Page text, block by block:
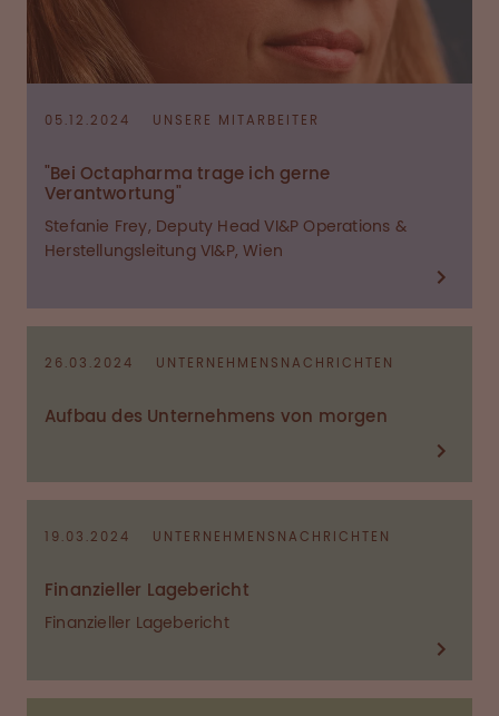
05.12.2024 UNSERE MITARBEITER
"Bei Octapharma trage ich gerne
Verantwortung"
Stefanie Frey, Deputy Head VI&P Operations &
Herstellungsleitung VI&P, Wien
26.03.2024 UNTERNEHMENSNACHRICHTEN
Aufbau des Unternehmens von morgen
19.03.2024 UNTERNEHMENSNACHRICHTEN
Finanzieller Lagebericht
Finanzieller Lagebericht